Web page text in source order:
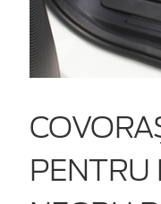
PENTRU